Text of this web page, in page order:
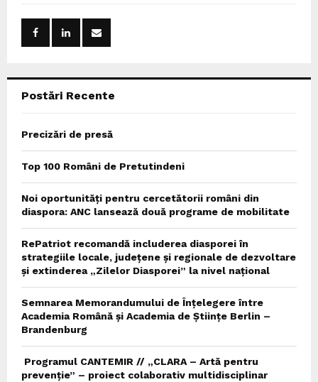
Postări Recente
Precizări de presă
Top 100 Români de Pretutindeni
Noi oportunități pentru cercetătorii români din
diaspora: ANC lansează două programe de mobilitate
RePatriot recomandă includerea diasporei în
strategiile locale, județene și regionale de dezvoltare
și extinderea „Zilelor Diasporei” la nivel național
Semnarea Memorandumului de Înțelegere între
Academia Română și Academia de Științe Berlin –
Brandenburg
Programul CANTEMIR // „CLARA – Artă pentru
prevenție” – proiect colaborativ multidisciplinar